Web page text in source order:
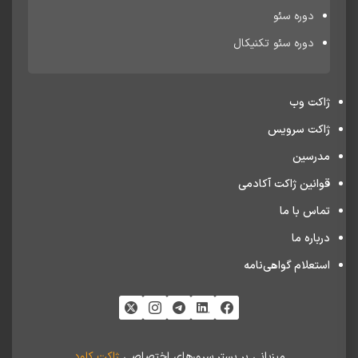
دوره سئو
دوره سئو تکنیکال
ژاکت وب
ژاکت سرویس
مدرسین
قوانین ژاکت آکادمی
تماس با ما
درباره ما
استعلام گواهی‌نامه